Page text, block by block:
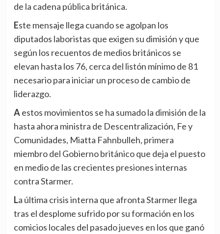
de la cadena pública británica.
Este mensaje llega cuando se agolpan los
diputados laboristas que exigen su dimisión y que
según los recuentos de medios británicos se
elevan hasta los 76, cerca del listón mínimo de 81
necesario para iniciar un proceso de cambio de
liderazgo.
A estos movimientos se ha sumado la dimisión de la
hasta ahora ministra de Descentralización, Fe y
Comunidades, Miatta Fahnbulleh, primera
miembro del Gobierno británico que deja el puesto
en medio de las crecientes presiones internas
contra Starmer.
La última crisis interna que afronta Starmer llega
tras el desplome sufrido por su formación en los
comicios locales del pasado jueves en los que ganó